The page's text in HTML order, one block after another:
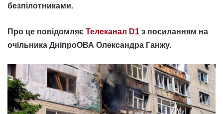
безпілотниками.
Про це повідомляє Телеканал D1 з посиланням на
очільника ДніпроОВА Олександра Ганжу.